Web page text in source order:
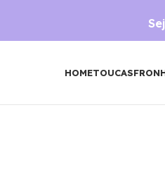
HOMETOUCAS